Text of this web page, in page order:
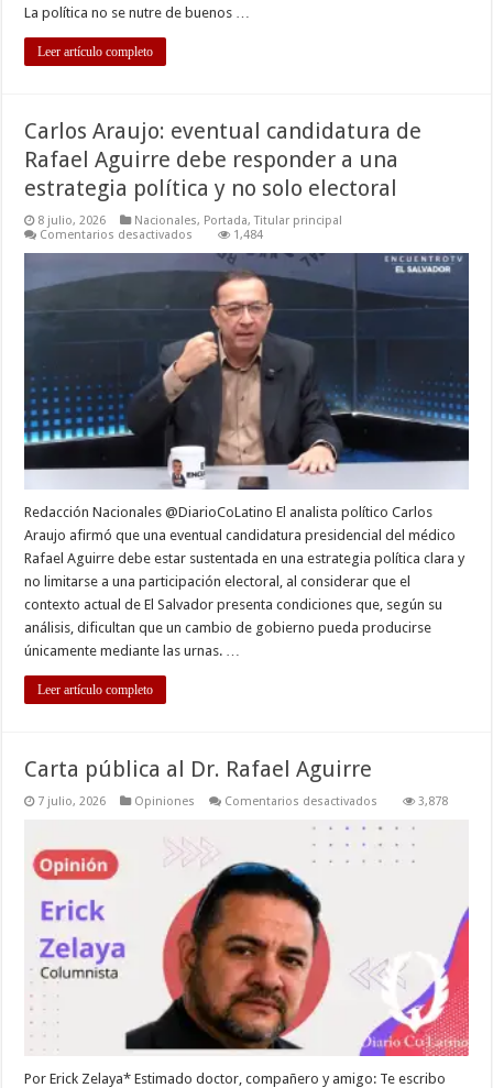
La política no se nutre de buenos …
Leer artículo completo
Carlos Araujo: eventual candidatura de
Rafael Aguirre debe responder a una
estrategia política y no solo electoral
8 julio, 2026 Nacionales, Portada,Titular principal
Comentarios desactivados
Araujo:
eventual
candidatura
Rafael
Aguirre
debe
responder
a
estrategia
no
solo
electoral
1,484
Redacción Nacionales @DiarioCoLatino El analista político Carlos
Araujo afirmó que una eventual candidatura presidencial del médico
Rafael Aguirre debe estar sustentada en una estrategia política clara y
no limitarse a una participación electoral, al considerar que el
contexto actual de El Salvador presenta condiciones que, según su
análisis, dificultan que un cambio de gobierno pueda producirse
únicamente mediante las urnas. …
Leer artículo completo
Carta pública al Dr. Rafael Aguirre
7 julio, 2026 Opiniones Comentarios desactivados
pública
al
Dr.
3,878
Por Erick Zelaya* Estimado doctor, compañero y amigo: Te escribo